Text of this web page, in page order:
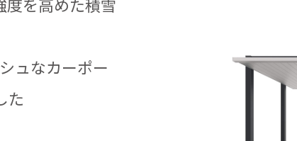
ュなカーポー
た